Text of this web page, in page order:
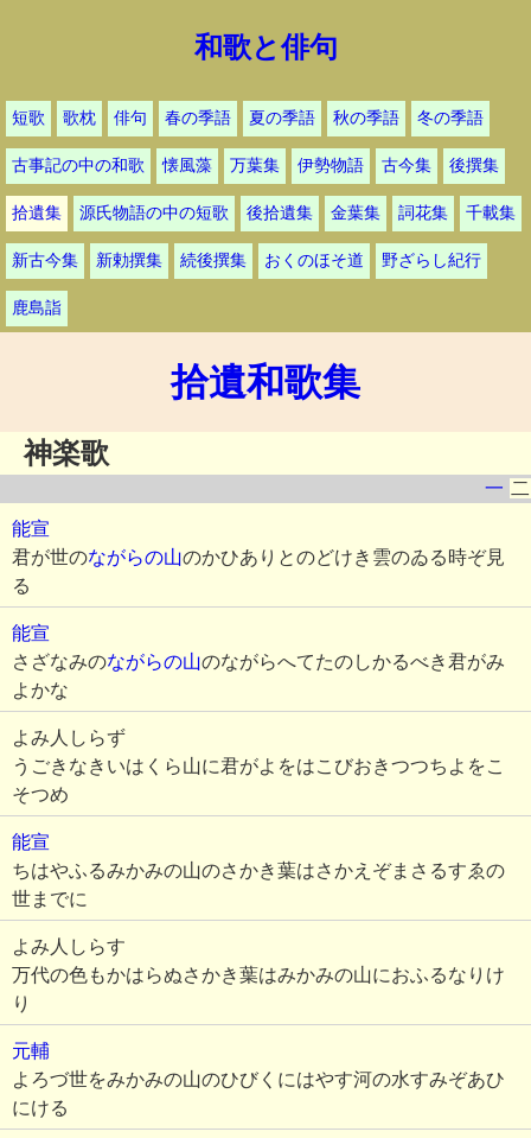
和歌と俳句
短歌 歌枕 俳句 春の季語 夏の季語 秋の季語 冬の季語
古事記の中の和歌 懐風藻 万葉集 伊勢物語 古今集 後撰集
拾遺集 源氏物語の中の短歌 後拾遺集 金葉集 詞花集 千載集
新古今集 新勅撰集 続後撰集 おくのほそ道 野ざらし紀行
鹿島詣
拾遺和歌集
神楽歌
一 二
能宣
君が世のながらの山のかひありとのどけき雲のゐる時ぞ見
る
能宣
さざなみのながらの山のながらへてたのしかるべき君がみ
よかな
よみ人しらず
うごきなきいはくら山に君がよをはこびおきつつちよをこ
そつめ
能宣
ちはやふるみかみの山のさかき葉はさかえぞまさるすゑの
世までに
よみ人しらす
万代の色もかはらぬさかき葉はみかみの山におふるなりけ
り
元輔
よろづ世をみかみの山のひびくにはやす河の水すみぞあひ
にける